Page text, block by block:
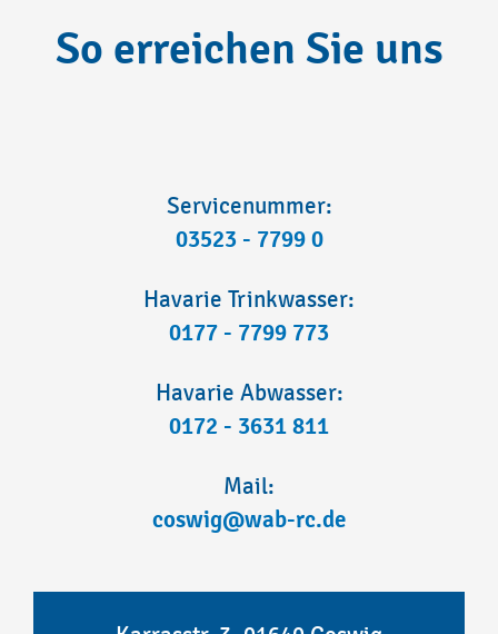
So erreichen Sie uns
Servicenummer:
03523 - 7799 0
Havarie Trinkwasser:
0177 - 7799 773
Havarie Abwasser:
0172 - 3631 811
Mail:
coswig@wab-rc.de